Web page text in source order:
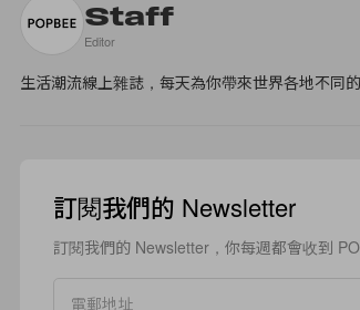
Staff
Editor
生活潮流線上雜誌，每天為你帶來世界各地不同
訂閱我們的 Newsletter
訂閱我們的 Newsletter，你每週都會收到